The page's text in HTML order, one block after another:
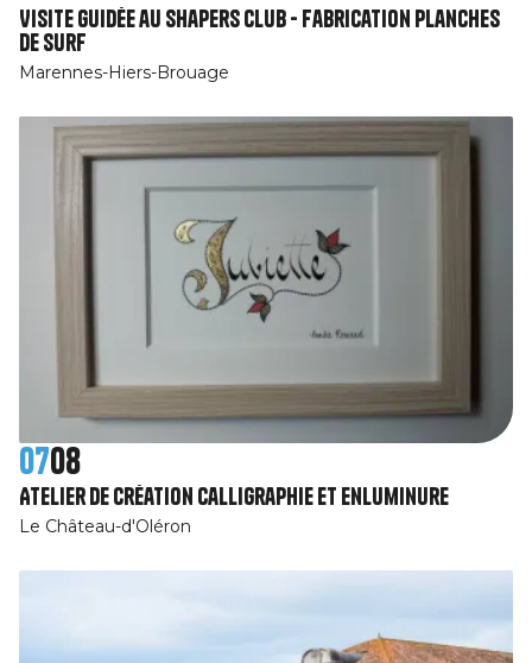
Visite guidée au Shapers Club - Fabrication planches
de surf
Marennes-Hiers-Brouage
0708
Atelier de création calligraphie et enluminure
Le Château-d'Oléron